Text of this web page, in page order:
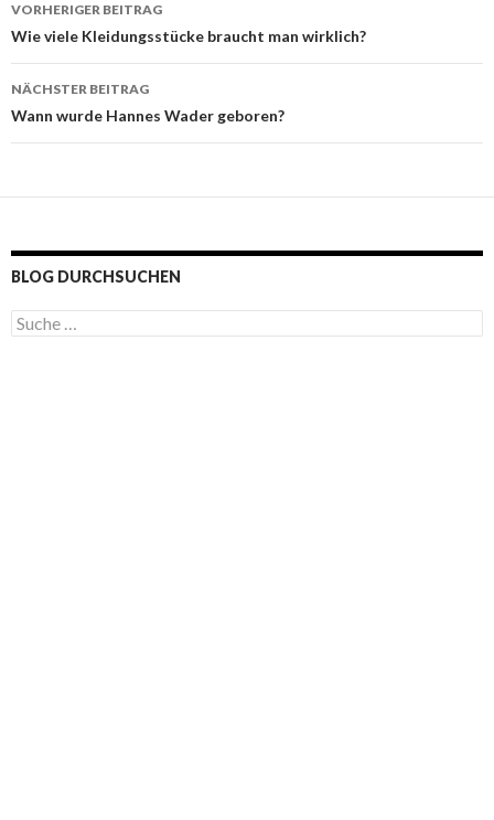
Beitragsnavigation
VORHERIGER BEITRAG
Wie viele Kleidungsstücke braucht man wirklich?
NÄCHSTER BEITRAG
Wann wurde Hannes Wader geboren?
BLOG DURCHSUCHEN
S
u